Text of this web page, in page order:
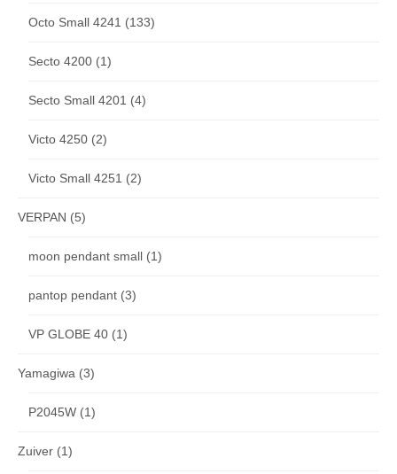
Octo Small 4241 (133)
Secto 4200 (1)
Secto Small 4201 (4)
Victo 4250 (2)
Victo Small 4251 (2)
VERPAN (5)
moon pendant small (1)
pantop pendant (3)
VP GLOBE 40 (1)
Yamagiwa (3)
P2045W (1)
Zuiver (1)